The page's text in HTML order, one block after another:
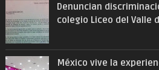
Denuncian
colegio Liceo del Valle
México vive la